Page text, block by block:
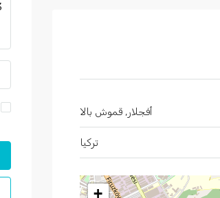
أفجلار, قموش بالا
تركيا
+